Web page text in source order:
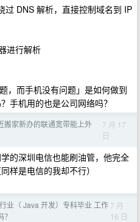
过 DNS 解析，直接控制域名到 IP
进行解析
，而手机没有问题」是如何做到
手机用的也是公司网络吗？
搬家新办的联通宽带能上外
7 月 17
日
的深圳电信也能刷油管，他完全
样是电信的我却不行）
业（ Java 开发）专科毕业 工作 7 月
16 日